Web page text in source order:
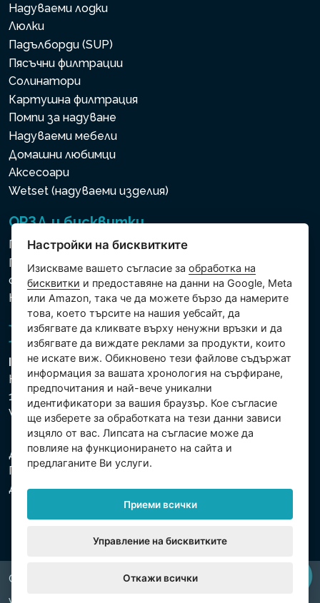
Надуваеми лодки
Люлки
Падълборди (SUP)
Пясъчни филтрации
Солинатори
Картушна филтрация
Помпи за надуване
Надуваеми мебели
Домашни любимци
Аксесоари
Wetset (надуваеми изделия)
ОРЗД и бисквитки
Политика за използване на бисквитки
Политика за защита на личните и други
обработвани данни
Настройки на бисквитките
Intex Trading, s.r.o.
Hradecká 2526/3
130 00 Praha 3
Vinohrady - Česká republika
Дружеството е регистрирано в Градския съд в
Прага, раздел С, партида 74759. Ид.№: 26150808,
Данъчен Ид.№: CZ26150808.
Copyright © 2026 INTEX TRADING s.r.o. All rights reserved.
Настройки на бисквитките
Изискваме вашето съгласие заобработка на
бисквитки и предоставяне на данни на Google, Meta
или Amazon, така че да можете бързо да намерите
това, което търсите на нашия уебсайт, да
избягвате да кликвате върху ненужни връзки и да
избягвате да виждате реклами за продукти, които
не искате виж. Обикновено тези файлове съдържат
информация за вашата хронология на сърфиране,
предпочитания и най-вече уникални
идентификатори за вашия браузър. Кое съгласие
ще изберете за обработката на тези данни зависи
изцяло от вас. Липсата на съгласие може да
повлияе на функционирането на сайта и
предлаганите Ви услуги.
Приеми всички
Управление на бисквитките
Откажи всички